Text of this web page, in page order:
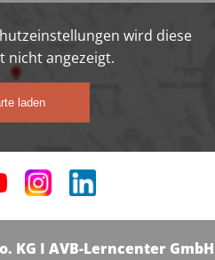
wird diese
nicht angezeigt.
laden
KG I AVB-Lerncenter GmbH